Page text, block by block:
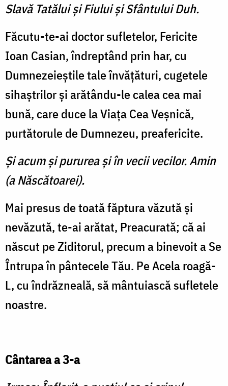
Slavă Tatălui şi Fiului şi Sfântului Duh.
Făcutu-te-ai doctor sufletelor, Fericite
Ioan Casian, îndreptând prin har, cu
Dumnezeieştile tale învăţături, cugetele
sihaştrilor şi arătându-le calea cea mai
bună, care duce la Viaţa Cea Veşnică,
purtătorule de Dumnezeu, preafericite.
Şi acum şi pururea şi în vecii vecilor. Amin
(a Născătoarei).
Mai presus de toată făptura văzută şi
nevăzută, te-ai arătat, Preacurată; că ai
născut pe Ziditorul, precum a binevoit a Se
Întrupa în pântecele Tău. Pe Acela roagă-
L, cu îndrăzneală, să mântuiască sufletele
noastre.
Cântarea a 3-a